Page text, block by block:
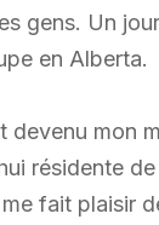
gens. Un
en Alberta.
devenu mon
résidente
fait plaisir